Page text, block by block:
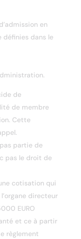
en
dans le
de
de membre
Cette
partie de
pas le droit de
cotisation qui
directeur
EURO
et ce à partir
règlement